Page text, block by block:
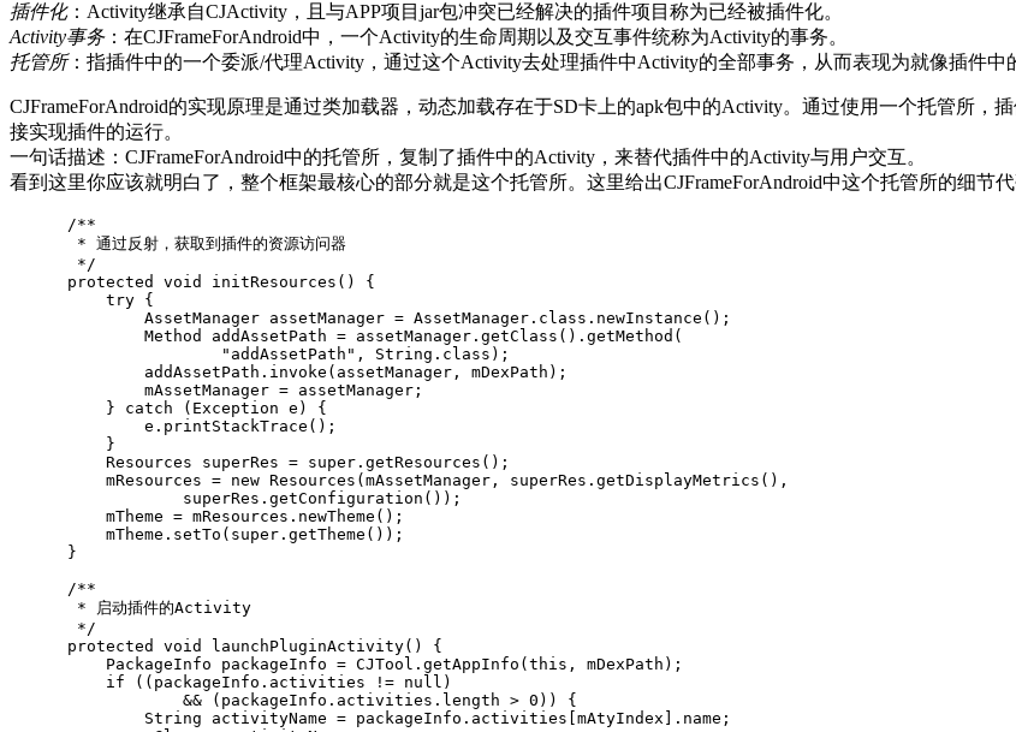
插件化：Activity继承自CJActivity，且与APP项目jar包冲突已经解决的插件项目称为已经被插件化。
Activity事务：在CJFrameForAndroid中，一个Activity的生命周期以及交互事件统称为Activity的事务。
托管所：指插件中的一个委派/代理Activity，通过这个Activity去处理插件中Activity的全部事务，从而表现为就像插件中
CJFrameForAndroid的实现原理是通过类加载器，动态加载存在于SD卡上的apk包中的Activity。通过使用一个托管所
接实现插件的运行。
一句话描述：CJFrameForAndroid中的托管所，复制了插件中的Activity，来替代插件中的Activity与用户交互。
看到这里你应该就明白了，整个框架最核心的部分就是这个托管所。这里给出CJFrameForAndroid中这个托管所的细节代
/**
       * 通过反射，获取到插件的资源访问器
       */
protected
void initResources ()
{
try {
AssetManager assetManager = AssetManager . class . newInstance ();
Method
addAssetPath = assetManager . getClass (). getMethod (
"addAssetPath" , String . class );
addAssetPath . invoke ( assetManager , mDexPath );
mAssetManager = assetManager ;
}
catch ( Exception e )
{
e . printStackTrace ();
}
Resources
superRes = super . getResources ();
mResources = new Resources ( mAssetManager , superRes . getDisplayMetrics (),
superRes . getConfiguration ());
mTheme = mResources . newTheme ();
mTheme . setTo ( super . getTheme ());
}
/**
       * 启动插件的Activity
       */
protected
void launchPluginActivity()
{
PackageInfo
packageInfo = CJTool . getAppInfo ( this , mDexPath );
if
(( packageInfo . activities != null )
&&
( packageInfo . activities . length > 0 ))
{
String
activityName = packageInfo . activities mAtyIndex ]. name ;